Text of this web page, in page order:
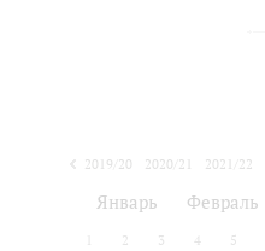
2019/20
2020/21 2021/22
Январь Февраль
2 3 4 5